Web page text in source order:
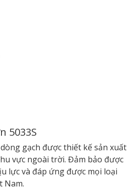
5033S
gạch được thiết kế sản xuất
vực ngoài trời. Đảm bảo được
lực và đáp ứng được mọi loại
Nam.